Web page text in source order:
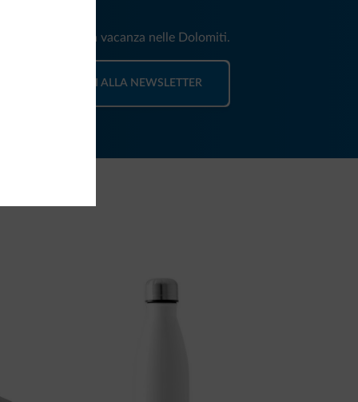
news per la tua vacanza nelle Dolomiti.
ISCRIVITI ALLA NEWSLETTER